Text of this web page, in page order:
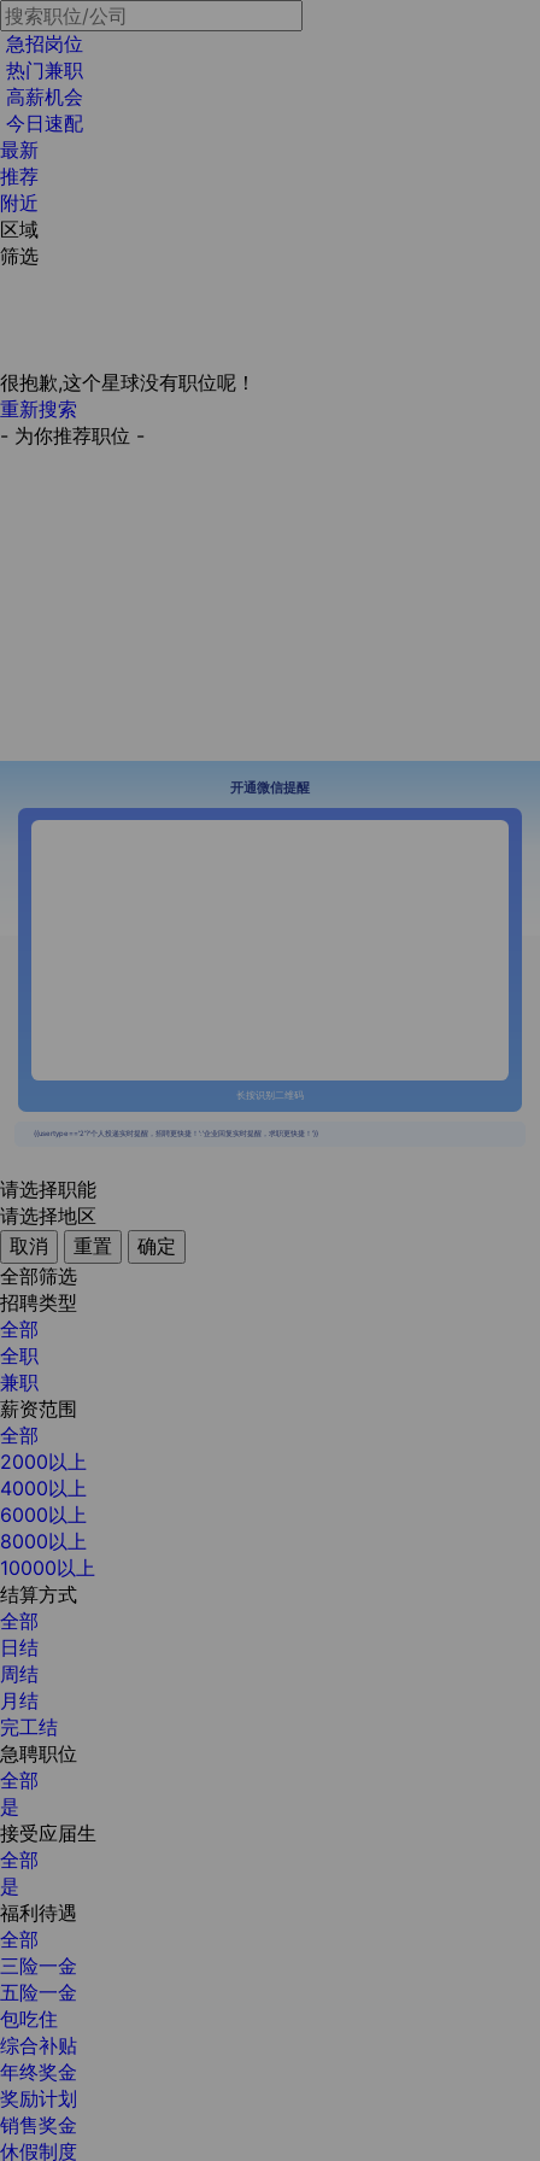
急招岗位
热门兼职
高薪机会
今日速配
最新
推荐
附近
区域
筛选
很抱歉,这个星球没有职位呢！
重新搜索
- 为你推荐职位 -
开通微信提醒
长按识别二维码
{{usertype=='2'?'个人投递实时提醒，招聘更快捷！':'企业回复实时提醒，求职更快捷！'}}
请选择职能
请选择地区
取消
重置
确定
全部筛选
招聘类型
全部
全职
兼职
薪资范围
全部
2000以上
4000以上
6000以上
8000以上
10000以上
结算方式
全部
日结
周结
月结
完工结
急聘职位
全部
是
接受应届生
全部
是
福利待遇
全部
三险一金
五险一金
包吃住
综合补贴
年终奖金
奖励计划
销售奖金
休假制度